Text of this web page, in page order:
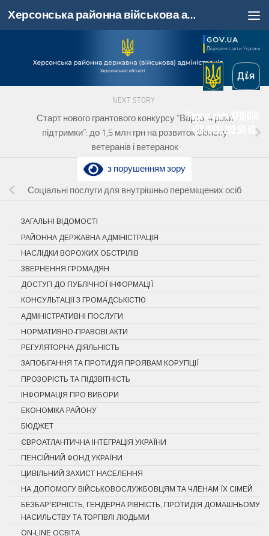
Skip to content Херсонська районна військова адміністрація, Херсонська область
з порушенням зору
NEXT STORY
Старт нового грантового конкурсу “Варто: 4 роки
підтримки”: до 1,5 млн грн на розвиток бізнесу
ветеранів і ветеранок
PREVIOUS STORY
Соціальні послуги для внутрішньо переміщених осіб
ЗАГАЛЬНІ ВІДОМОСТІ
РАЙОННА ДЕРЖАВНА АДМІНІСТРАЦІЯ
НАСЛІДКИ ВОРОЖИХ ОБСТРІЛІВ
ЗВЕРНЕННЯ ГРОМАДЯН
ДОСТУП ДО ПУБЛІЧНОЇ ІНФОРМАЦІЇ
КОНСУЛЬТАЦІЇ З ГРОМАДСЬКІСТЮ
АДМІНІСТРАТИВНІ ПОСЛУГИ
НОРМАТИВНО-ПРАВОВІ АКТИ
РЕГУЛЯТОРНА ДІЯЛЬНІСТЬ
ЗАПОБІГАННЯ ТА ПРОТИДІЯ ПРОЯВАМ КОРУПЦІЇ
ПРОЗОРІСТЬ ТА ПІДЗВІТНІСТЬ
ІНФОРМАЦІЯ ПРО ВИБОРИ
ЕКОНОМІКА РАЙОНУ
БЮДЖЕТ
ЄВРОАТЛАНТИЧНА ІНТЕГРАЦІЯ УКРАЇНИ
ПЕНСІЙНИЙ ФОНД УКРАЇНИ
ЦИВІЛЬНИЙ ЗАХИСТ НАСЕЛЕННЯ
НА ДОПОМОГУ ВІЙСЬКОВОСЛУЖБОВЦЯМ ТА ЧЛЕНАМ ЇХ СІМЕЙ
БЕЗБАР'ЄРНІСТЬ, ГЕНДЕРНА РІВНІСТЬ, ПРОТИДІЯ ДОМАШНЬОМУ
НАСИЛЬСТВУ ТА ТОРГІВЛІ ЛЮДЬМИ
ON-LINE ОСВІТА